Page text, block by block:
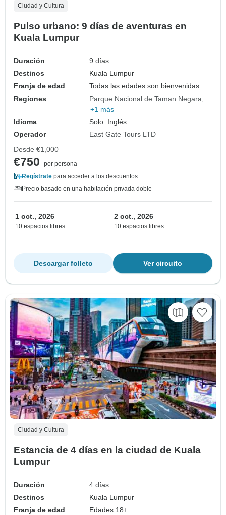
Ciudad y Cultura
Pulso urbano: 9 días de aventuras en
Kuala Lumpur
Duración
9 días
Destinos
Kuala Lumpur
Franja de edad
Todas las edades son bienvenidas
Regiones
Parque Nacional de Taman Negara
+1 más
Idioma
Solo: Inglés
Operador
East Gate Tours LTD
Desde €1,000
€750
por persona
Regístrate para acceder a los descuentos
Precio basado en una habitación privada doble
1 oct., 2026
10 espacios libres
2 oct., 2026
10 espacios libres
Ver circuito
Descargar folleto
Ciudad y Cultura
Estancia de 4 días en la ciudad de Kuala
Lumpur
Duración
4 días
Destinos
Kuala Lumpur
Franja de edad
Edades 18+